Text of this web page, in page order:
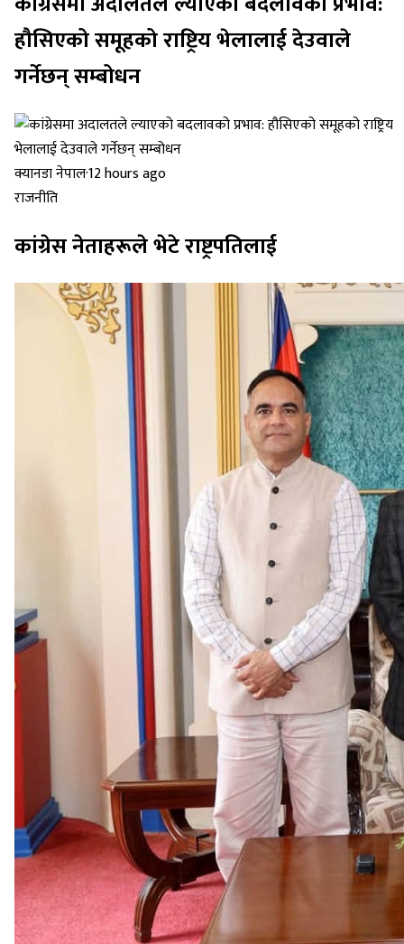
हौसिएको समूहको राष्ट्रिय भेलालाई देउवाले
गर्नेछन् सम्बोधन
क्यानडा नेपाल·12 hours ago
राजनीति
कांग्रेस नेताहरूले भेटे राष्ट्रपतिलाई